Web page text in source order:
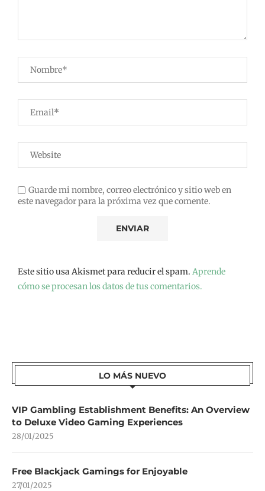
Guarde mi nombre, correo electrónico y sitio web en
este navegador para la próxima vez que comente.
Este sitio usa Akismet para reducir el spam. Aprende
cómo se procesan los datos de tus comentarios.
LO MÁS NUEVO
VIP Gambling Establishment Benefits: An Overview
to Deluxe Video Gaming Experiences
28/01/2025
Free Blackjack Gamings for Enjoyable
27/01/2025